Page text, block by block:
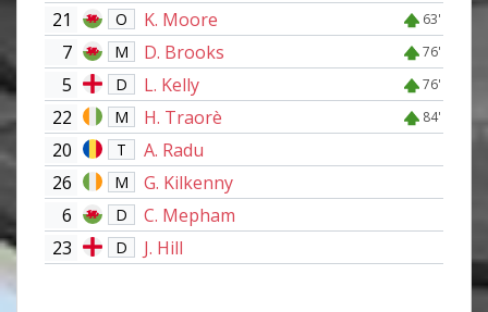
21 O K. Moore 63'
7 M D. Brooks 76'
5 D L. Kelly 76'
22 M H. Traorè 84'
20 T
A. Radu
26
M
G. Kilkenny
6
D
C. Mepham
23
D J. Hill